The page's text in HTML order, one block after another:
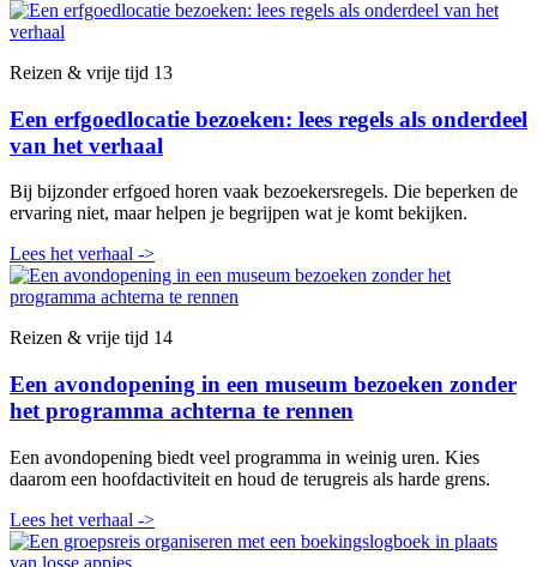
Reizen & vrije tijd 13
Een erfgoedlocatie bezoeken: lees regels als onderdeel
van het verhaal
Bij bijzonder erfgoed horen vaak bezoekersregels. Die beperken de
ervaring niet, maar helpen je begrijpen wat je komt bekijken.
Lees het verhaal ->
Reizen & vrije tijd 14
Een avondopening in een museum bezoeken zonder
het programma achterna te rennen
Een avondopening biedt veel programma in weinig uren. Kies
daarom een hoofdactiviteit en houd de terugreis als harde grens.
Lees het verhaal ->